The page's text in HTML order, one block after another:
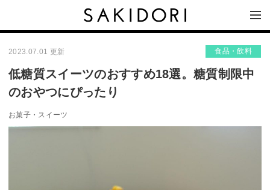
2023.07.01 更新 食品・飲料
低糖質スイーツのおすすめ18選。糖質制限中
のおやつにぴったり
お菓子・スイーツ